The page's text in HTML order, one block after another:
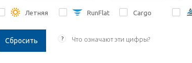
Летняя RunFlat Cargo
Сбросить ? Что означают эти цифры?